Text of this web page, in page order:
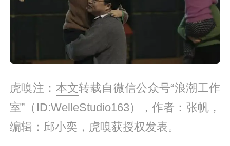
虎嗅注： 本文转载自微信公众号“浪潮工作
室”（ID:WelleStudio163），作者：张帆，
编辑：邱小奕，虎嗅获授权发表。